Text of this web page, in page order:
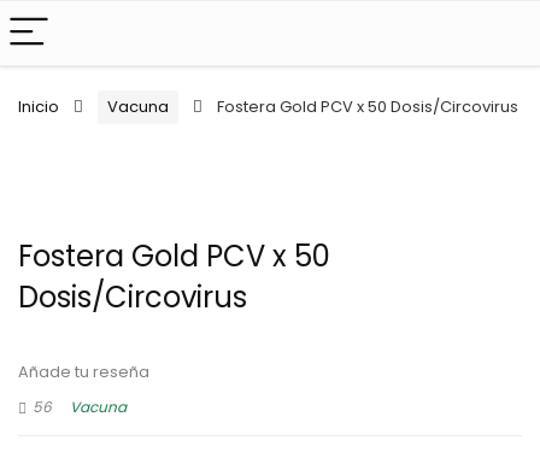
Inicio Vacuna Fostera Gold PCV x 50 Dosis/Circovirus
Fostera Gold PCV x 50
Dosis/Circovirus
Añade tu reseña
56
Vacuna